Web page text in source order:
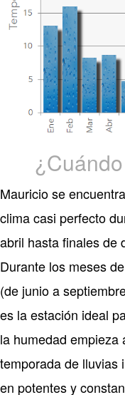
Mauricio se
clima casi perfecto
abril hasta finales de
Durante los meses
(de junio a
es la estación ideal
la humedad empieza
temporada de lluvias
en potentes y